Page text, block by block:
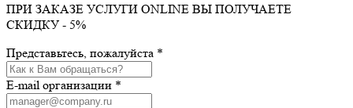
ПРИ ЗАКАЗЕ УСЛУГИ ONLINE ВЫ ПОЛУЧАЕТЕ
СКИДКУ - 5%
Представьтесь, пожалуйста *
E-mail организации *